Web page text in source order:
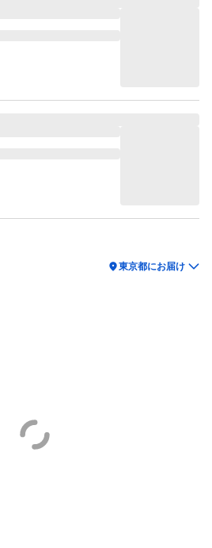
location_on東京都にお届け